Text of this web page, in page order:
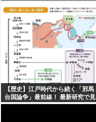
【歴史】江戸時代から続く「邪馬
台国論争」最前線！ 最新研究で見
えてきた「卑弥呼の国」の有力説